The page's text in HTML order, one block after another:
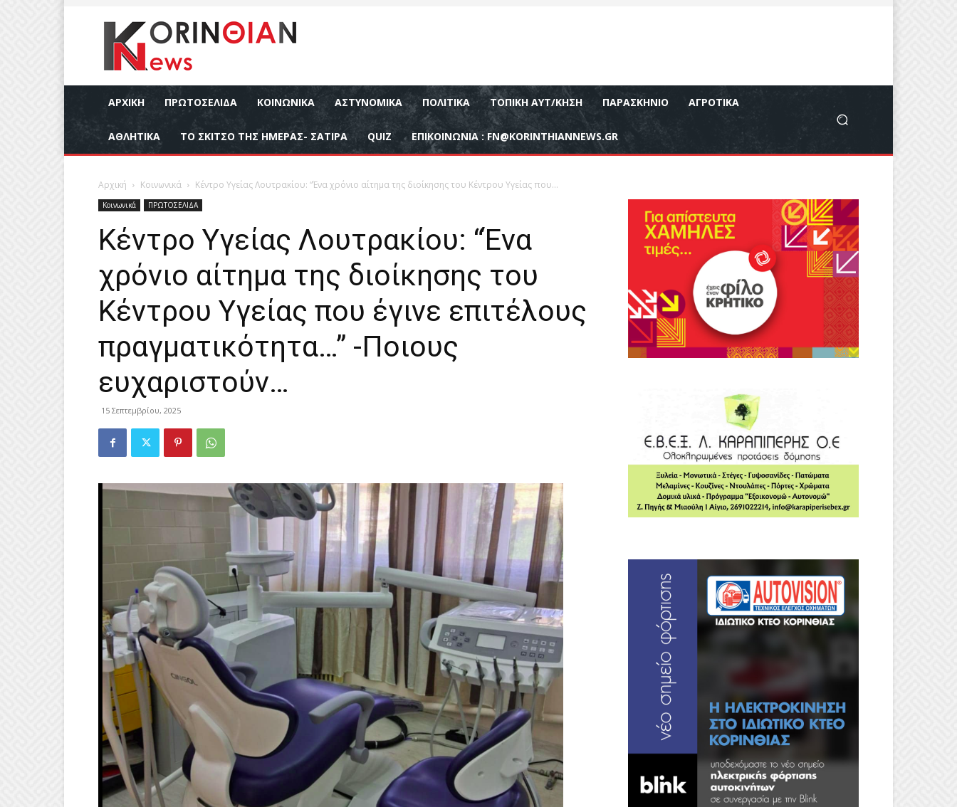
ΑΡΧΙΚΉ ΠΡΩΤΟΣΕΛΙΔΑ ΚΟΙΝΩΝΙΚΆ ΑΣΤΥΝΟΜΙΚΆ ΠΟΛΙΤΙΚΆ ΤΟΠΙΚΉ ΑΥΤ/ΚΗΣΗ ΠΑΡΑΣΚΉΝΙΟ ΑΓΡΟΤΙΚΆ
ΑΘΛΗΤΙΚΆ ΤΟ ΣΚΙΤΣΟ ΤΗΣ ΗΜΕΡΑΣ- ΣΑΤΙΡΑ QUIZ ΕΠΙΚΟΙΝΩΝΊΑ : FN@KORINTHIANNEWS.GR
Αρχική Κοινωνικά Κέντρο Υγείας Λουτρακίου: “Ένα χρόνιο αίτημα της διοίκησης του Κέντρου Υγείας που...
Κοινωνικά ΠΡΩΤΟΣΕΛΙΔΑ
Κέντρο Υγείας Λουτρακίου: “Ένα
χρόνιο αίτημα της διοίκησης του
Κέντρου Υγείας που έγινε επιτέλους
πραγματικότητα…” -Ποιους
ευχαριστούν…
15 Σεπτεμβρίου, 2025